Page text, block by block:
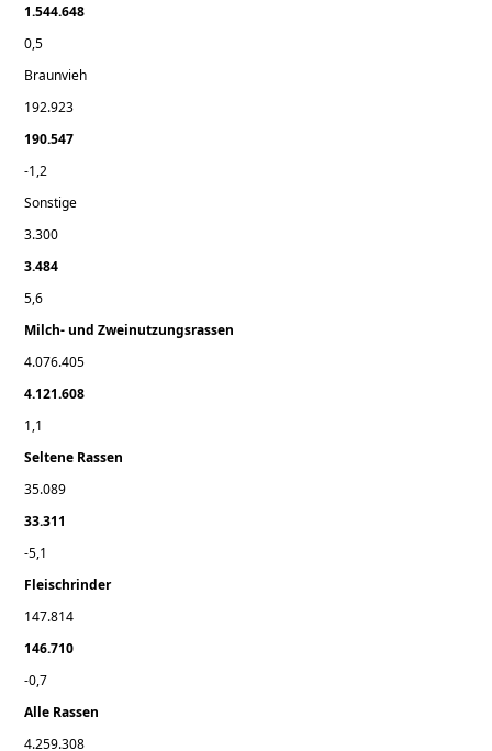
1.544.648
0,5
Braunvieh
192.923
190.547
-1,2
Sonstige
3.300
3.484
5,6
Milch- und Zweinutzungsrassen
4.076.405
4.121.608
1,1
Seltene Rassen
35.089
33.311
-5,1
Fleischrinder
147.814
146.710
-0,7
Alle Rassen
4.259.308